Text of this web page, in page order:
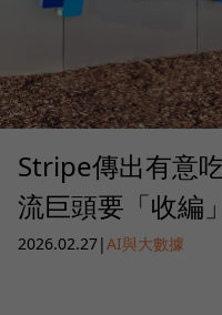
Stripe傳出有意
流巨頭要「收編
2026.02.27|AI與大數據